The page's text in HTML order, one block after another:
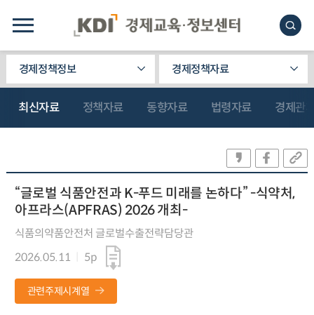
경제정책정보 경제정책자료
최신자료 정책자료 동향자료 법령자료 경제관
“글로벌 식품안전과 K-푸드 미래를 논하다” -식약처,
아프라스(APFRAS) 2026 개최-
식품의약품안전처 글로벌수출전략담당관
2026.05.11
5p
관련주제시계열